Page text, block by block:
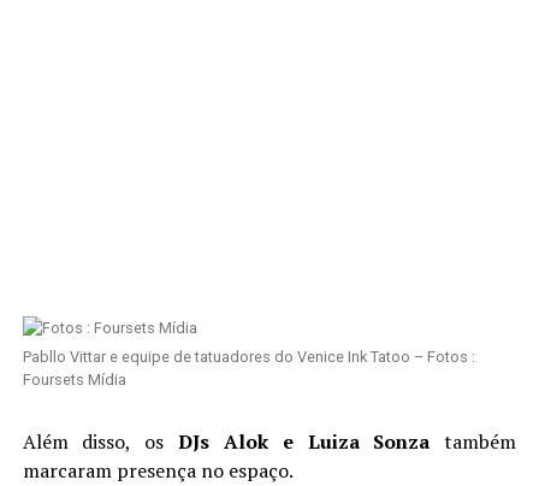
Pabllo Vittar e equipe de tatuadores do Venice Ink Tatoo – Fotos :
Foursets Mídia
Além disso, os DJs Alok e Luiza Sonzatambém
marcaram presença no espaço.